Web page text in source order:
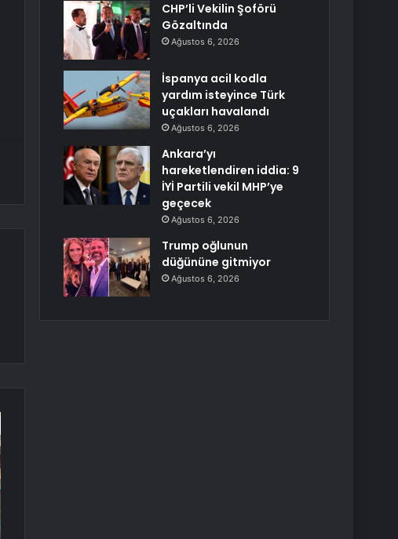
CHP’li Vekilin Şoförü
Gözaltında
Ağustos 6, 2026
İspanya acil kodla
yardım isteyince Türk
uçakları havalandı
Ağustos 6, 2026
Ankara’yı
hareketlendiren iddia: 9
İYİ Partili vekil MHP’ye
geçecek
Ağustos 6, 2026
Trump oğlunun
düğününe gitmiyor
Ağustos 6, 2026